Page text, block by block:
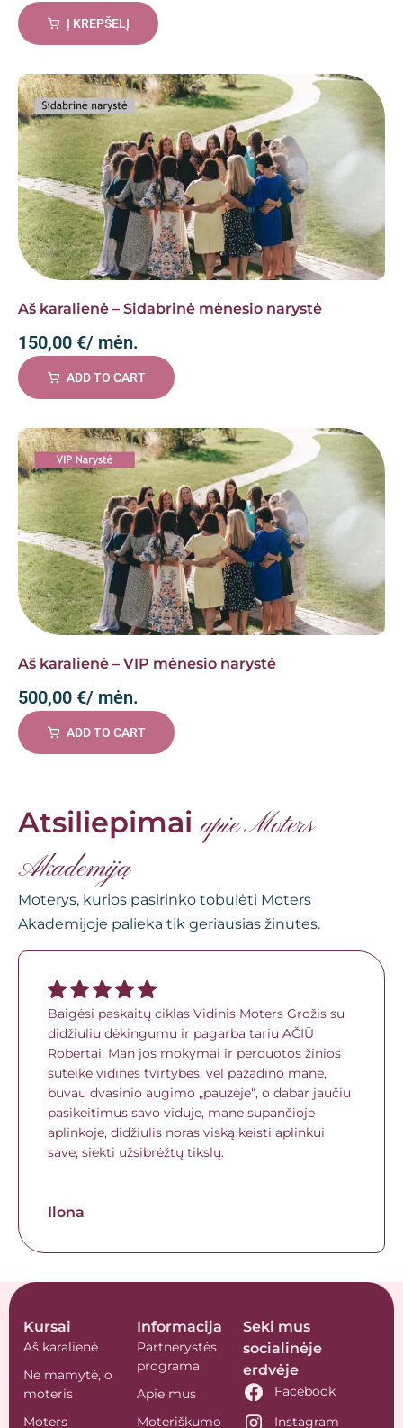
Į KREPŠELĮ
Aš karalienė – Sidabrinė mėnesio narystė
150,00 €/ mėn.
ADD TO CART
Aš karalienė – VIP mėnesio narystė
500,00 €/ mėn.
ADD TO CART
Atsiliepimaiapie Moters
Akademiją
Moterys, kurios pasirinko tobulėti Moters
Akademijoje palieka tik geriausias žinutes.
Ilona
Baigėsi paskaitų ciklas Vidinis Moters Grožis su
didžiuliu dėkingumu ir pagarba tariu AČIŪ
Robertai. Man jos mokymai ir perduotos žinios
suteikė vidinės tvirtybės, vėl pažadino mane,
buvau dvasinio augimo „pauzėje“, o dabar jaučiu
pasikeitimus savo viduje, mane supančioje
aplinkoje, didžiulis noras viską keisti aplinkui
save, siekti užsibrėžtų tikslų.
Kursai
Aš karalienė
Ne mamytė, o
moteris
Moters
Informacija
Partnerystės
programa
Apie mus
Moteriškumo
Seki mus
socialinėje
erdvėje
Facebook
Instagram